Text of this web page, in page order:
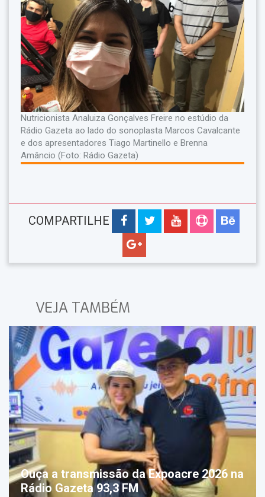
Nutricionista Analuiza Gonçalves Freire no estúdio da
Rádio Gazeta ao lado do sonoplasta Marcos Cavalcante
e dos apresentadores Tiago Martinello e Brenna
Amâncio (Foto: Rádio Gazeta)
COMPARTILHE
VEJA TAMBÉM
Ouça a transmissão da Expoacre 2026 na
Rádio Gazeta 93,3 FM